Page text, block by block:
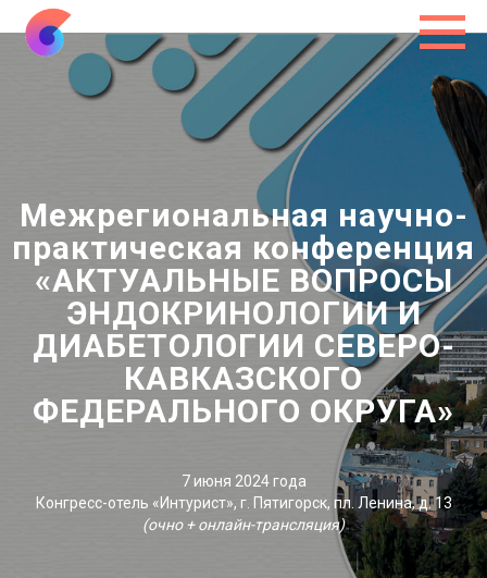
Межрегиональная научно-
практическая конференция
«АКТУАЛЬНЫЕ ВОПРОСЫ
ЭНДОКРИНОЛОГИИ И
ДИАБЕТОЛОГИИ СЕВЕРО-
КАВКАЗСКОГО
ФЕДЕРАЛЬНОГО ОКРУГА»
7 июня 2024 года
Конгресс-отель «Интурист», г. Пятигорск, пл. Ленина, д. 13
(очно + онлайн-трансляция)